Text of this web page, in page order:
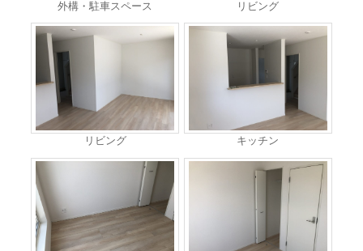
外構・駐車スペース リビング
リビング キッチン